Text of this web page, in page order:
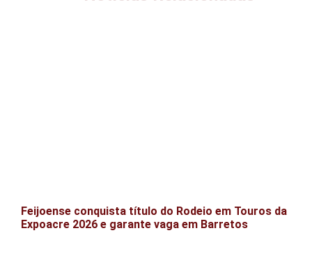
Feijoense conquista título do Rodeio em Touros da
Expoacre 2026 e garante vaga em Barretos